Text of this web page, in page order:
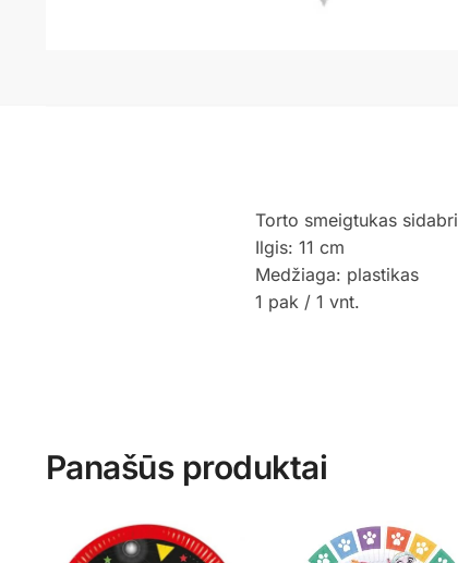
Torto smeigtukas
Ilgis: 11 cm
Medžiaga: plastikas
1 pak / 1 vnt.
Panašūs produktai